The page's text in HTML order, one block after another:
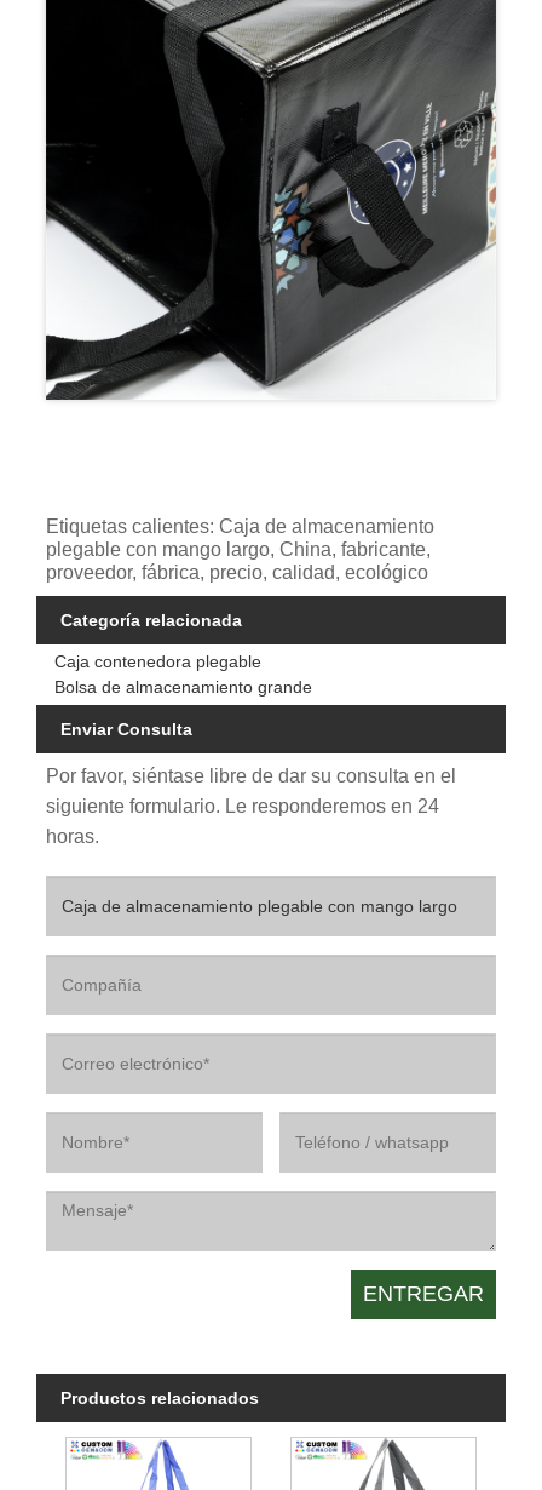
Etiquetas calientes: Caja de almacenamiento
plegable con mango largo, China, fabricante,
proveedor, fábrica, precio, calidad, ecológico
Categoría relacionada
Caja contenedora plegable
Bolsa de almacenamiento grande
Enviar Consulta
Por favor, siéntase libre de dar su consulta en el
siguiente formulario. Le responderemos en 24
horas.
Productos relacionados